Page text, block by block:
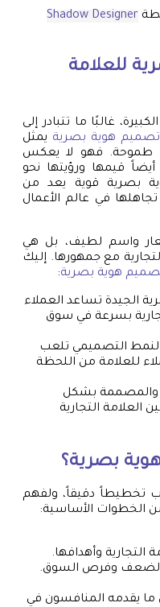
Shadow Designer
للعلامة
غالبًا ما تتبادر إلى
تصميم هوية بصرية يمثل
طموحة. فهو لا يعكس
قيمها ورؤيتها نحو
بصرية قوية يعد من
في عالم الأعمال
واسم لطيف، بل هي
مع جمهورها. إليك
هوية بصرية:
الجيدة تساعد العملاء
بسرعة في سوق
التصميمي تلعب
للعلامة من اللحظة
والمصممة بشكل
العلامة التجارية
بصرية؟
تخطيطاً دقيقاً، ولفهم
الخطوات الأساسية:
التجارية وأهدافها.
وفرص السوق.
ما يقدمه المنافسون في